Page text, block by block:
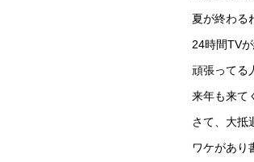
夏が終わる
24時間TV
頑張ってる
来年も来て
さて、大抵
ワケがあり